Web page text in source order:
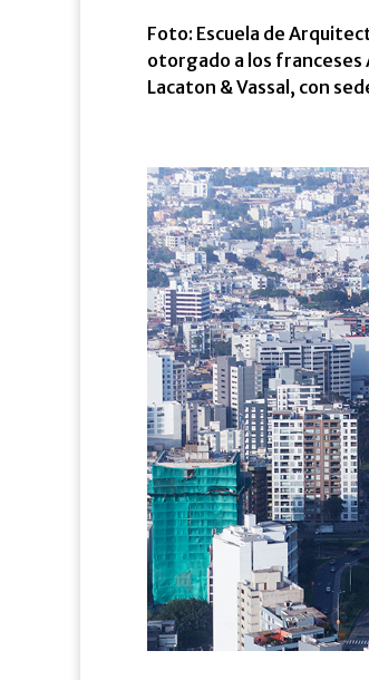
Foto: Escuela de
otorgado a los franceses
Lacaton & Vassal, con